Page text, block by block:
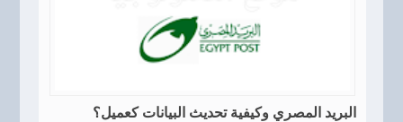
البريد المصري وكيفية تحديث البيانات كعميل؟